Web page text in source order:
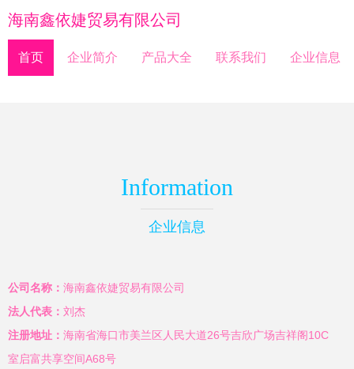
海南鑫依婕贸易有限公司
首页 企业简介 产品大全 联系我们 企业信息
Information
企业信息
公司名称： 海南鑫依婕贸易有限公司
法人代表： 刘杰
注册地址： 海南省海口市美兰区人民大道26号吉欣广场吉祥阁10C
室启富共享空间A68号